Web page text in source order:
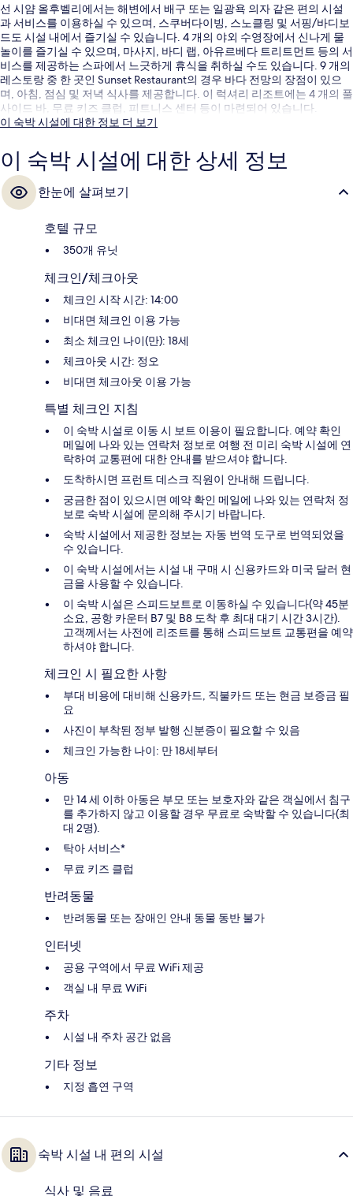
선 시얌 올후벨리에서는 해변에서 배구 또는 일광욕 의자 같은 편의 시설
과 서비스를 이용하실 수 있으며, 스쿠버다이빙, 스노클링 및 서핑/바디보
드도 시설 내에서 즐기실 수 있습니다. 4 개의 야외 수영장에서 신나게 물
놀이를 즐기실 수 있으며, 마사지, 바디 랩, 아유르베다 트리트먼트 등의 서
비스를 제공하는 스파에서 느긋하게 휴식을 취하실 수도 있습니다. 9 개의
레스토랑 중 한 곳인 Sunset Restaurant의 경우 바다 전망의 장점이 있으
며, 아침, 점심 및 저녁 식사를 제공합니다. 이 럭셔리 리조트에는 4 개의 풀
사이드 바, 무료 키즈 클럽, 피트니스 센터 등이 마련되어 있습니다.
이 숙박 시설에 대한 정보 더 보기
이 숙박 시설에 대한 상세 정보
한눈에 살펴보기
호텔 규모
350개 유닛
체크인/체크아웃
체크인 시작 시간: 14:00
비대면 체크인 이용 가능
최소 체크인 나이(만): 18세
체크아웃 시간: 정오
비대면 체크아웃 이용 가능
특별 체크인 지침
이 숙박 시설로 이동 시 보트 이용이 필요합니다. 예약 확인
메일에 나와 있는 연락처 정보로 여행 전 미리 숙박 시설에 연
락하여 교통편에 대한 안내를 받으셔야 합니다.
도착하시면 프런트 데스크 직원이 안내해 드립니다.
궁금한 점이 있으시면 예약 확인 메일에 나와 있는 연락처 정
보로 숙박 시설에 문의해 주시기 바랍니다.
숙박 시설에서 제공한 정보는 자동 번역 도구로 번역되었을
수 있습니다.
이 숙박 시설에서는 시설 내 구매 시 신용카드와 미국 달러 현
금을 사용할 수 있습니다.
이 숙박 시설은 스피드보트로 이동하실 수 있습니다(약 45분
소요, 공항 카운터 B7 및 B8 도착 후 최대 대기 시간 3시간).
고객께서는 사전에 리조트를 통해 스피드보트 교통편을 예약
하셔야 합니다.
체크인 시 필요한 사항
부대 비용에 대비해 신용카드, 직불카드 또는 현금 보증금 필
요
사진이 부착된 정부 발행 신분증이 필요할 수 있음
체크인 가능한 나이: 만 18세부터
아동
만 14 세 이하 아동은 부모 또는 보호자와 같은 객실에서 침구
를 추가하지 않고 이용할 경우 무료로 숙박할 수 있습니다(최
대 2명).
탁아 서비스*
무료 키즈 클럽
반려동물
반려동물 또는 장애인 안내 동물 동반 불가
인터넷
공용 구역에서 무료 WiFi 제공
객실 내 무료 WiFi
주차
시설 내 주차 공간 없음
기타 정보
지정 흡연 구역
숙박 시설 내 편의 시설
식사 및 음료